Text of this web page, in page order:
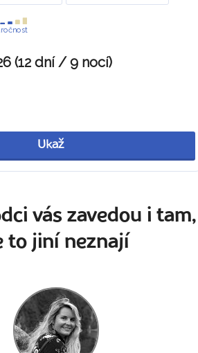
(12 dní / 9 nocí)
Ukaž
vás zavedou i tam,
to jiní neznají